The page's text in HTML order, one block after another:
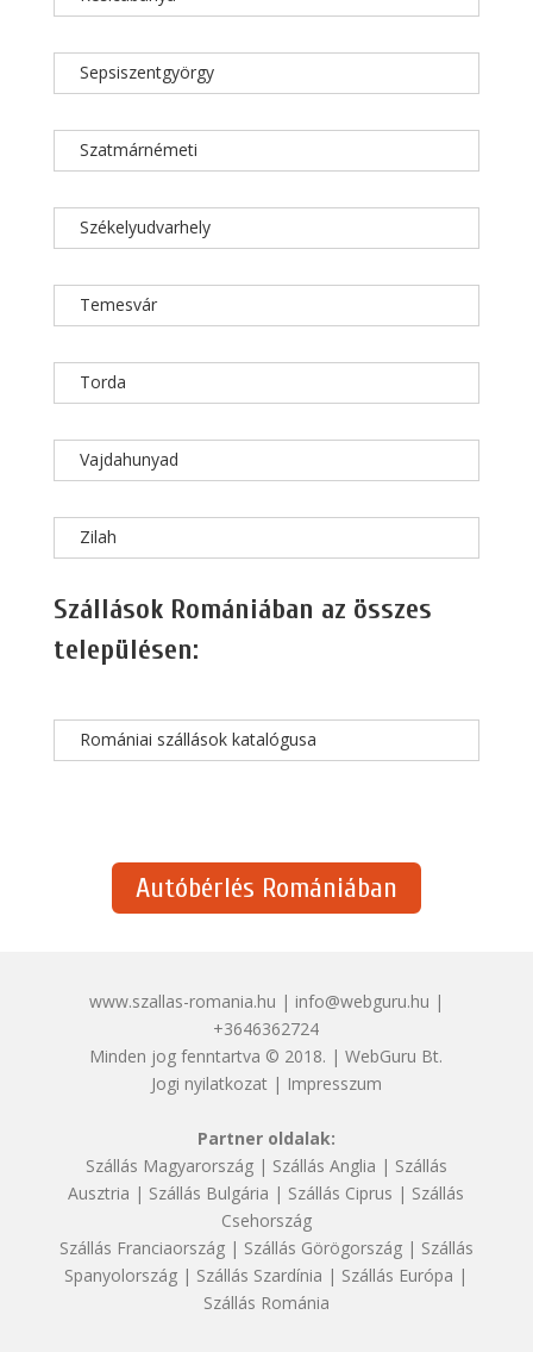
Sepsiszentgyörgy
Szatmárnémeti
Székelyudvarhely
Temesvár
Torda
Vajdahunyad
Zilah
Szállások Romániában az összes
településen:
Romániai szállások katalógusa
Autóbérlés Romániában
www.szallas-romania.hu | info@webguru.hu |
+3646362724
Minden jog fenntartva © 2018. | WebGuru Bt.
Jogi nyilatkozat| Impresszum
Partner oldalak:
Szállás Magyarország| Szállás Anglia | Szállás
Ausztria | Szállás Bulgária | Szállás Ciprus | Szállás
Csehország
Szállás Franciaország| Szállás Görögország| Szállás
Spanyolország | Szállás Szardínia | Szállás Európa |
Szállás Románia